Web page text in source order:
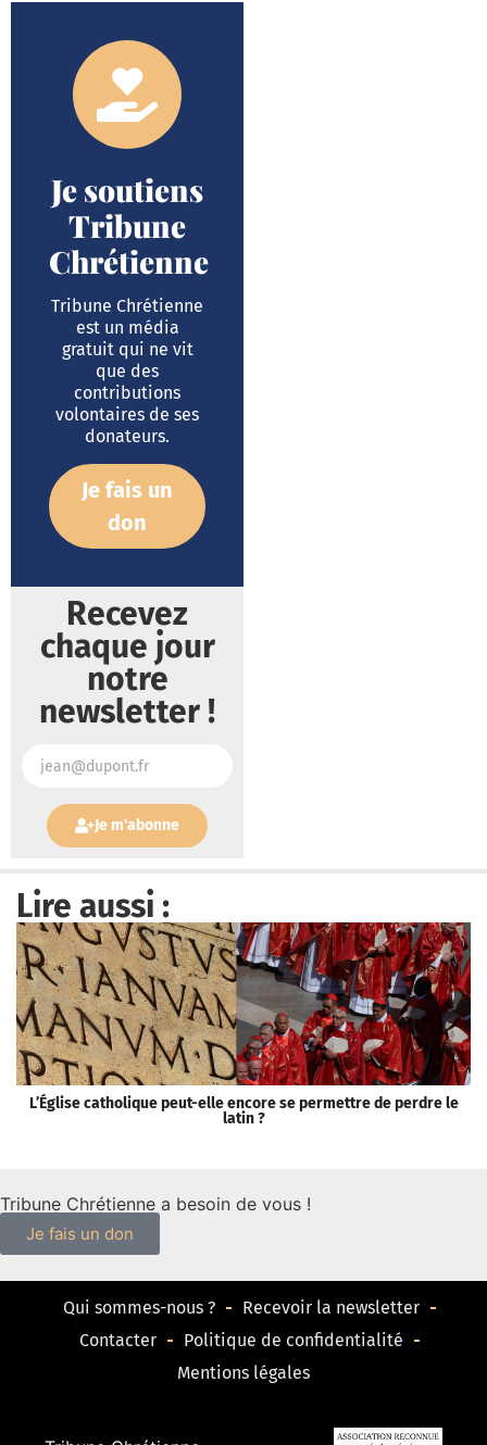
Je soutiens
Tribune
Chrétienne
Tribune Chrétienne
est un média
gratuit qui ne vit
que des
contributions
volontaires de ses
donateurs.
Je fais un
don
Recevez
chaque jour
notre
newsletter !
Je m'abonne
Lire aussi :
L’Église catholique peut-elle encore se permettre de perdre le
latin ?
Tribune Chrétienne a besoin de vous !
Je fais un don
Qui sommes-nous ?
Recevoir la newsletter
Contacter
Politique de confidentialité
Mentions légales